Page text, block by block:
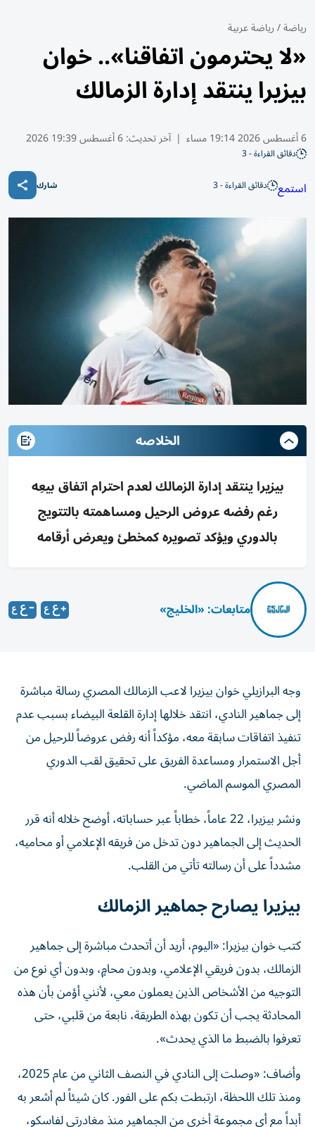
رياضة/رياضة عربية
«لا يحترمون اتفاقنا».. خوان
بيزيرا ينتقد إدارة الزمالك
6 أغسطس 2026 19:14 مساء | آخر تحديث:6 أغسطس 19:39 2026
دقائق القراءة - 3
استمع دقائق القراءة - 3 شارك
الخلاصه
بيزيرا ينتقد إدارة الزمالك لعدم احترام اتفاق بيعِه
رغم رفضه عروض الرحيل ومساهمته بالتتويج
بالدوري ويؤكد تصويره كمخطئ ويعرض أرقامه
متابعات: «الخليج»
إلى جماهير النادي، انتقد خلالها إدارة القلعة البيضاء بسبب عدم
تنفيذ اتفاقات سابقة معه، مؤكداً أنه رفض عروضاً للرحيل من
أجل الاستمرار ومساعدة الفريق على تحقيق لقب الدوري
المصري الموسم الماضي.
ونشر بيزيرا، 22 عاماً، خطاباً عبر حساباته، أوضح خلاله أنه قرر
الحديث إلى الجماهير دون تدخل من فريقه الإعلامي أو محاميه،
مشدداً على أن رسالته تأتي من القلب.
بيزيرا يصارح جماهير الزمالك
كتب خوان بيزيرا: «اليوم، أريد أن أتحدث مباشرة إلى جماهير
الزمالك، بدون فريقي الإعلامي، وبدون محامٍ، وبدون أي نوع من
التوجيه من الأشخاص الذين يعملون معي، لأنني أؤمن بأن هذه
المحادثة يجب أن تكون بهذه الطريقة، نابعة من قلبي، حتى
تعرفوا بالضبط ما الذي يحدث».
ومنذ تلك اللحظة، ارتبطت بكم على الفور. كان شيئاً لم أشعر به
أبداً مع أي مجموعة أخرى من الجماهير منذ مغادرتي لفاسكو،